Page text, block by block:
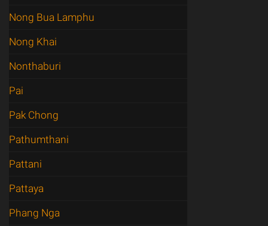
Nong Bua Lamphu
Nong Khai
Nonthaburi
Pai
Pak Chong
Pathumthani
Pattani
Pattaya
Phang Nga